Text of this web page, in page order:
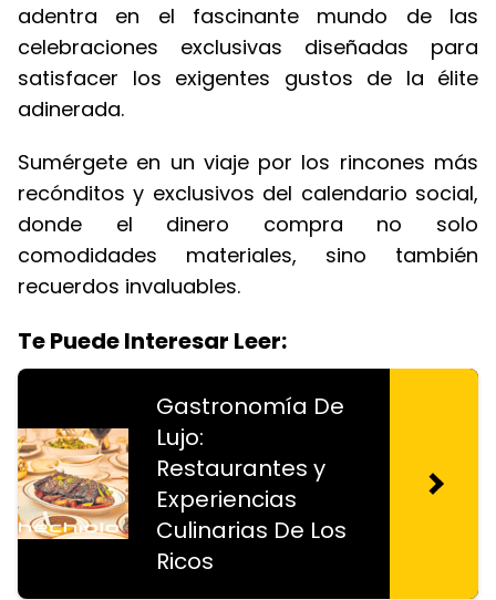
adentra en el fascinante mundo de las
celebraciones exclusivas diseñadas para
satisfacer los exigentes gustos de la élite
adinerada.
Sumérgete en un viaje por los rincones más
recónditos y exclusivos del calendario social,
donde el dinero compra no solo
comodidades materiales, sino también
recuerdos invaluables.
Te Puede Interesar Leer:
Gastronomía De
Lujo:
Restaurantes y
Experiencias
Culinarias De Los
Ricos